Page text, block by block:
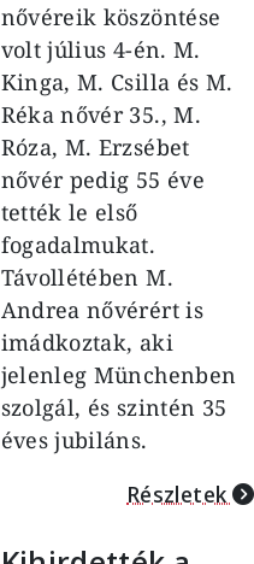
nővéreik köszöntése
volt július 4-én. M.
Kinga, M. Csilla és M.
Réka nővér 35., M.
Róza, M. Erzsébet
nővér pedig 55 éve
tették le első
fogadalmukat.
Távollétében M.
Andrea nővérért is
imádkoztak, aki
jelenleg Münchenben
szolgál, és szintén 35
éves jubiláns.
Részletek